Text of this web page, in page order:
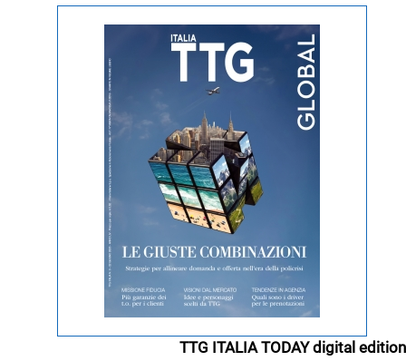
TTG ITALIA TODAY digital edition